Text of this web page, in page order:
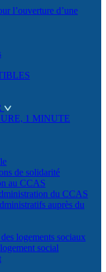
l’ouverture d’une
1 MINUTE
de solidarité
au CCAS
du CCAS
auprès du
logements sociaux
social